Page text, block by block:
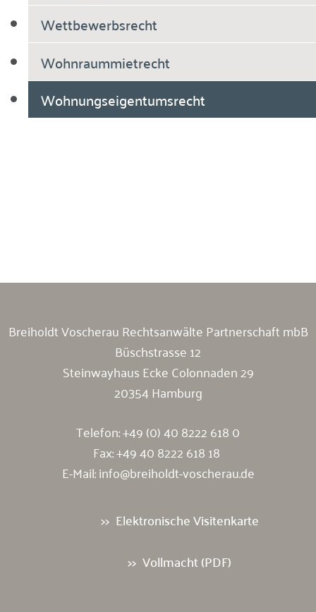
Wettbewerbsrecht
Wohnraummietrecht
Wohnungseigentumsrecht
Breiholdt Voscherau Rechtsanwälte Partnerschaft mbB
Büschstrasse 12
Steinwayhaus Ecke Colonnaden 29
20354 Hamburg
Telefon:+49 (0) 40 8222 618 0
Fax: +49 40 8222 618 18
E-Mail:info@breiholdt-voscherau.de
Elektronische Visitenkarte
Vollmacht (PDF)